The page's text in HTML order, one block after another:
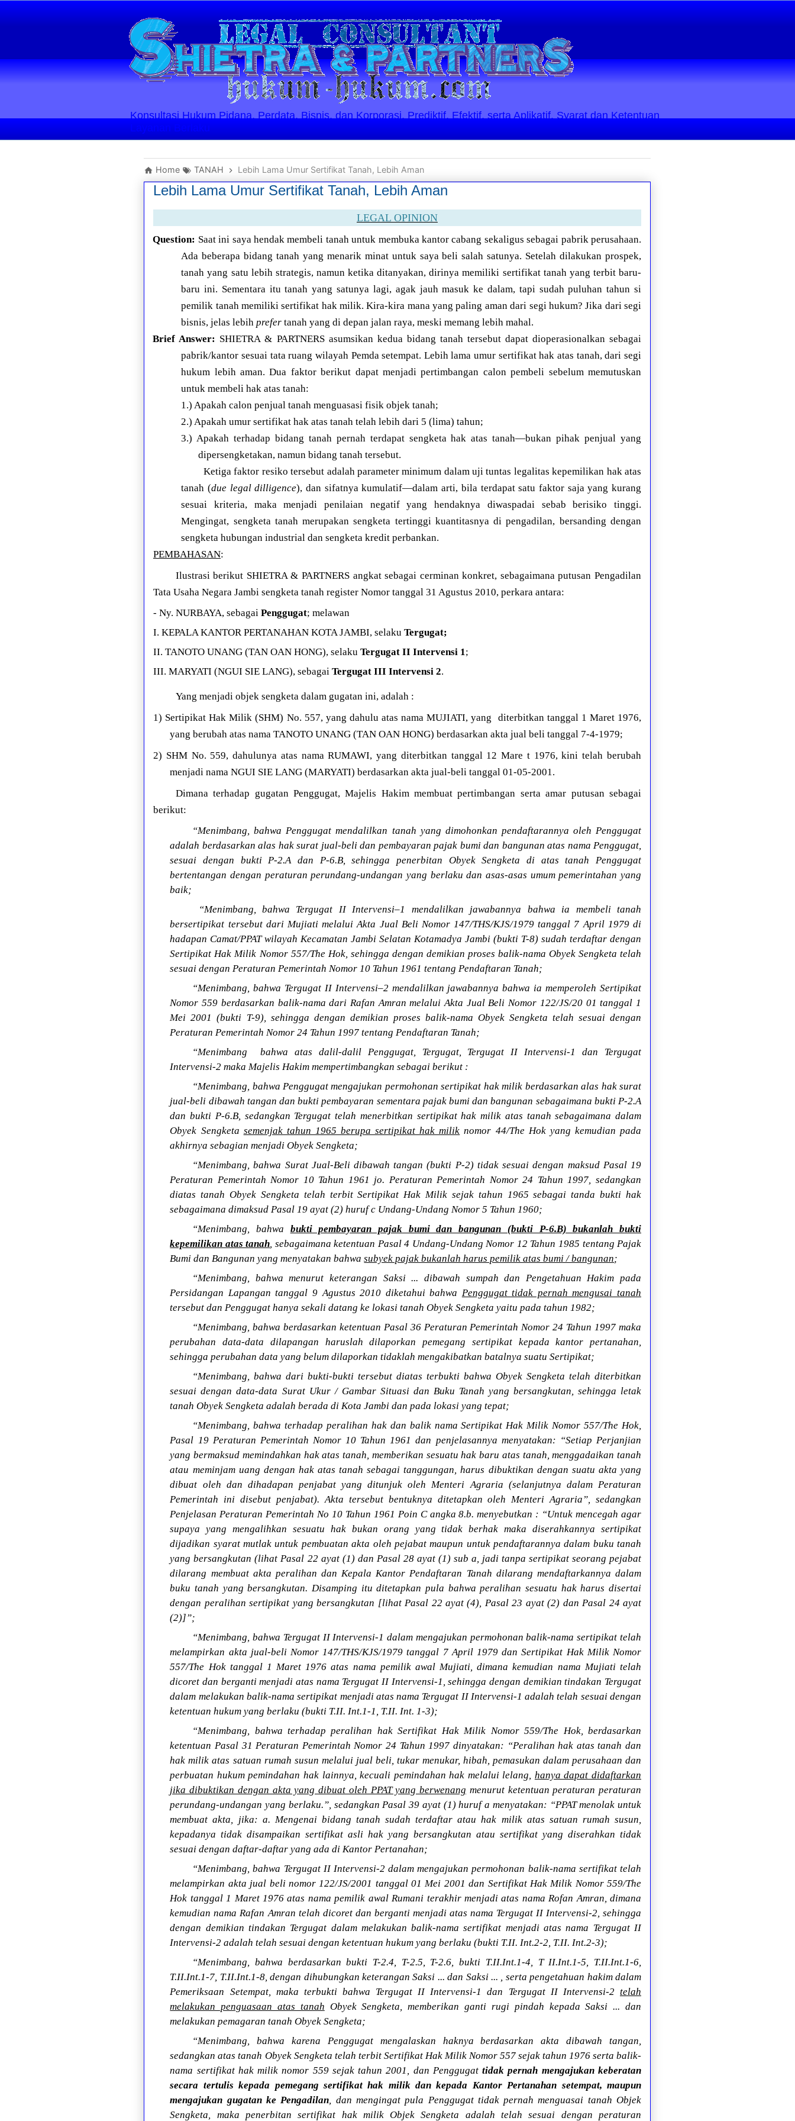
Konsultasi Hukum Pidana, Perdata, Bisnis, dan Korporasi. Prediktif, Efektif, serta Aplikatif. Syarat dan Ketentuan
Layanan Berlaku
Home TANAH Lebih Lama Umur Sertifikat Tanah, Lebih Aman
Lebih Lama Umur Sertifikat Tanah, Lebih Aman
LEGAL OPINION
Question: Saat ini saya hendak membeli tanah untuk membuka kantor cabang sekaligus sebagai pabrik perusahaan.
Ada beberapa bidang tanah yang menarik minat untuk saya beli salah satunya. Setelah dilakukan prospek,
tanah yang satu lebih strategis, namun ketika ditanyakan, dirinya memiliki sertifikat tanah yang terbit baru-
baru ini. Sementara itu tanah yang satunya lagi, agak jauh masuk ke dalam, tapi sudah puluhan tahun si
pemilik tanah memiliki sertifikat hak milik. Kira-kira mana yang paling aman dari segi hukum? Jika dari segi
bisnis, jelas lebihprefer tanah yang di depan jalan raya, meski memang lebih mahal.
Brief Answer: SHIETRA & PARTNERS asumsikan kedua bidang tanah tersebut dapat dioperasionalkan sebagai
pabrik/kantor sesuai tata ruang wilayah Pemda setempat. Lebih lama umur sertifikat hak atas tanah, dari segi
hukum lebih aman. Dua faktor berikut dapat menjadi pertimbangan calon pembeli sebelum memutuskan
untuk membeli hak atas tanah:
1.) Apakah calon penjual tanah menguasasi fisik objek tanah;
2.) Apakah umur sertifikat hak atas tanah telah lebih dari 5 (lima) tahun;
3.) Apakah terhadap bidang tanah pernah terdapat sengketa hak atas tanah—bukan pihak penjual yang
dipersengketakan, namun bidang tanah tersebut.
Ketiga faktor resiko tersebut adalah parameter minimum dalam uji tuntas legalitas kepemilikan hak atas
tanah (due legal dilligence), dan sifatnya kumulatif—dalam arti, bila terdapat satu faktor saja yang kurang
sesuai kriteria, maka menjadi penilaian negatif yang hendaknya diwaspadai sebab berisiko tinggi.
Mengingat, sengketa tanah merupakan sengketa tertinggi kuantitasnya di pengadilan, bersanding dengan
sengketa hubungan industrial dan sengketa kredit perbankan.
PEMBAHASAN:
Ilustrasi berikut SHIETRA & PARTNERS angkat sebagai cerminan konkret, sebagaimana putusan Pengadilan
Tata Usaha Negara Jambi sengketa tanah register Nomor tanggal 31 Agustus 2010, perkara antara:
- Ny. NURBAYA, sebagai Penggugat; melawan
I. KEPALA KANTOR PERTANAHAN KOTA JAMBI, selaku Tergugat;
II. TANOTO UNANG (TAN OAN HONG), selaku Tergugat II Intervensi 1;
III. MARYATI (NGUI SIE LANG), sebagai Tergugat III Intervensi 2.
Yang menjadi objek sengketa dalam gugatan ini, adalah :
1) Sertipikat Hak Milik (SHM) No. 557, yang dahulu atas nama MUJIATI, yang diterbitkan tanggal 1 Maret 1976,
yang berubah atas nama TANOTO UNANG (TAN OAN HONG) berdasarkan akta jual beli tanggal 7-4-1979;
2) SHM No. 559, dahulunya atas nama RUMAWI, yang diterbitkan tanggal 12 Mare t 1976, kini telah berubah
menjadi nama NGUI SIE LANG (MARYATI) berdasarkan akta jual-beli tanggal 01-05-2001.
Dimana terhadap gugatan Penggugat, Majelis Hakim membuat pertimbangan serta amar putusan sebagai
berikut:
“Menimbang, bahwa Penggugat mendalilkan tanah yang dimohonkan pendaftarannya oleh Penggugat
adalah berdasarkan alas hak surat jual-beli dan pembayaran pajak bumi dan bangunan atas nama Penggugat,
sesuai dengan bukti P-2.A dan P-6.B, sehingga penerbitan Obyek Sengketa di atas tanah Penggugat
bertentangan dengan peraturan perundang-undangan yang berlaku dan asas-asas umum pemerintahan yang
baik;
“Menimbang, bahwa Tergugat II Intervensi–1 mendalilkan jawabannya bahwa ia membeli tanah
bersertipikat tersebut dari Mujiati melalui Akta Jual Beli Nomor 147/THS/KJS/1979 tanggal 7 April 1979 di
hadapan Camat/PPAT wilayah Kecamatan Jambi Selatan Kotamadya Jambi (bukti T-8) sudah terdaftar dengan
Sertipikat Hak Milik Nomor 557/The Hok, sehingga dengan demikian proses balik-nama Obyek Sengketa telah
sesuai dengan Peraturan Pemerintah Nomor 10 Tahun 1961 tentang Pendaftaran Tanah;
“Menimbang, bahwa Tergugat II Intervensi–2 mendalilkan jawabannya bahwa ia memperoleh Sertipikat
Nomor 559 berdasarkan balik-nama dari Rafan Amran melalui Akta Jual Beli Nomor 122/JS/20 01 tanggal 1
Mei 2001 (bukti T-9), sehingga dengan demikian proses balik-nama Obyek Sengketa telah sesuai dengan
Peraturan Pemerintah Nomor 24 Tahun 1997 tentang Pendaftaran Tanah;
“Menimbang bahwa atas dalil-dalil Penggugat, Tergugat, Tergugat II Intervensi-1 dan Tergugat
Intervensi-2 maka Majelis Hakim mempertimbangkan sebagai berikut :
“Menimbang, bahwa Penggugat mengajukan permohonan sertipikat hak milik berdasarkan alas hak surat
jual-beli dibawah tangan dan bukti pembayaran sementara pajak bumi dan bangunan sebagaimana bukti P-2.A
dan bukti P-6.B, sedangkan Tergugat telah menerbitkan sertipikat hak milik atas tanah sebagaimana dalam
Obyek Sengketa semenjak tahun 1965 berupa sertipikat hak milik nomor 44/The Hok yang kemudian pada
akhirnya sebagian menjadi Obyek Sengketa;
“Menimbang, bahwa Surat Jual-Beli dibawah tangan (bukti P-2) tidak sesuai dengan maksud Pasal 19
Peraturan Pemerintah Nomor 10 Tahun 1961 jo. Peraturan Pemerintah Nomor 24 Tahun 1997, sedangkan
diatas tanah Obyek Sengketa telah terbit Sertipikat Hak Milik sejak tahun 1965 sebagai tanda bukti hak
sebagaimana dimaksud Pasal 19 ayat (2) huruf c Undang-Undang Nomor 5 Tahun 1960;
“Menimbang, bahwa bukti pembayaran pajak bumi dan bangunan (bukti P-6.B) bukanlah bukti
kepemilikan atas tanah, sebagaimana ketentuan Pasal 4 Undang-Undang Nomor 12 Tahun 1985 tentang Pajak
Bumi dan Bangunan yang menyatakan bahwasubyek pajak bukanlah harus pemilik atas bumi / bangunan;
“Menimbang, bahwa menurut keterangan Saksi ... dibawah sumpah dan Pengetahuan Hakim pada
Persidangan Lapangan tanggal 9 Agustus 2010 diketahui bahwa Penggugat tidak pernah mengusai tanah
tersebut dan Penggugat hanya sekali datang ke lokasi tanah Obyek Sengketa yaitu pada tahun 1982;
“Menimbang, bahwa berdasarkan ketentuan Pasal 36 Peraturan Pemerintah Nomor 24 Tahun 1997 maka
perubahan data-data dilapangan haruslah dilaporkan pemegang sertipikat kepada kantor pertanahan,
sehingga perubahan data yang belum dilaporkan tidaklah mengakibatkan batalnya suatu Sertipikat;
“Menimbang, bahwa dari bukti-bukti tersebut diatas terbukti bahwa Obyek Sengketa telah diterbitkan
sesuai dengan data-data Surat Ukur / Gambar Situasi dan Buku Tanah yang bersangkutan, sehingga letak
tanah Obyek Sengketa adalah berada di Kota Jambi dan pada lokasi yang tepat;
“Menimbang, bahwa terhadap peralihan hak dan balik nama Sertipikat Hak Milik Nomor 557/The Hok,
Pasal 19 Peraturan Pemerintah Nomor 10 Tahun 1961 dan penjelasannya menyatakan: “Setiap Perjanjian
yang bermaksud memindahkan hak atas tanah, memberikan sesuatu hak baru atas tanah, menggadaikan tanah
atau meminjam uang dengan hak atas tanah sebagai tanggungan, harus dibuktikan dengan suatu akta yang
dibuat oleh dan dihadapan penjabat yang ditunjuk oleh Menteri Agraria (selanjutnya dalam Peraturan
Pemerintah ini disebut penjabat). Akta tersebut bentuknya ditetapkan oleh Menteri Agraria”, sedangkan
Penjelasan Peraturan Pemerintah No 10 Tahun 1961 Poin C angka 8.b. menyebutkan : “Untuk mencegah agar
supaya yang mengalihkan sesuatu hak bukan orang yang tidak berhak maka diserahkannya sertipikat
dijadikan syarat mutlak untuk pembuatan akta oleh pejabat maupun untuk pendaftarannya dalam buku tanah
yang bersangkutan (lihat Pasal 22 ayat (1) dan Pasal 28 ayat (1) sub a, jadi tanpa sertipikat seorang pejabat
dilarang membuat akta peralihan dan Kepala Kantor Pendaftaran Tanah dilarang mendaftarkannya dalam
buku tanah yang bersangkutan. Disamping itu ditetapkan pula bahwa peralihan sesuatu hak harus disertai
dengan peralihan sertipikat yang bersangkutan [lihat Pasal 22 ayat (4), Pasal 23 ayat (2) dan Pasal 24 ayat
(2)]”;
“Menimbang, bahwa Tergugat II Intervensi-1 dalam mengajukan permohonan balik-nama sertipikat telah
melampirkan akta jual-beli Nomor 147/THS/KJS/1979 tanggal 7 April 1979 dan Sertipikat Hak Milik Nomor
557/The Hok tanggal 1 Maret 1976 atas nama pemilik awal Mujiati, dimana kemudian nama Mujiati telah
dicoret dan berganti menjadi atas nama Tergugat II Intervensi-1, sehingga dengan demikian tindakan Tergugat
dalam melakukan balik-nama sertipikat menjadi atas nama Tergugat II Intervensi-1 adalah telah sesuai dengan
ketentuan hukum yang berlaku (bukti T.II. Int.1-1, T.II. Int. 1-3);
“Menimbang, bahwa terhadap peralihan hak Sertifikat Hak Milik Nomor 559/The Hok, berdasarkan
ketentuan Pasal 31 Peraturan Pemerintah Nomor 24 Tahun 1997 dinyatakan: “Peralihan hak atas tanah dan
hak milik atas satuan rumah susun melalui jual beli, tukar menukar, hibah, pemasukan dalam perusahaan dan
perbuatan hukum pemindahan hak lainnya, kecuali pemindahan hak melalui lelang, hanya dapat didaftarkan
jika dibuktikan dengan akta yang dibuat oleh PPAT yang berwenang menurut ketentuan peraturan peraturan
perundang-undangan yang berlaku.”, sedangkan Pasal 39 ayat (1) huruf a menyatakan: “PPAT menolak untuk
membuat akta, jika: a. Mengenai bidang tanah sudah terdaftar atau hak milik atas satuan rumah susun,
kepadanya tidak disampaikan sertifikat asli hak yang bersangkutan atau sertifikat yang diserahkan tidak
sesuai dengan daftar-daftar yang ada di Kantor Pertanahan;
“Menimbang, bahwa Tergugat II Intervensi-2 dalam mengajukan permohonan balik-nama sertifikat telah
melampirkan akta jual beli nomor 122/JS/2001 tanggal 01 Mei 2001 dan Sertifikat Hak Milik Nomor 559/The
Hok tanggal 1 Maret 1976 atas nama pemilik awal Rumani terakhir menjadi atas nama Rofan Amran, dimana
kemudian nama Rafan Amran telah dicoret dan berganti menjadi atas nama Tergugat II Intervensi-2, sehingga
dengan demikian tindakan Tergugat dalam melakukan balik-nama sertifikat menjadi atas nama Tergugat II
Intervensi-2 adalah telah sesuai dengan ketentuan hukum yang berlaku (bukti T.II. Int.2-2, T.II. Int.2-3);
“Menimbang, bahwa berdasarkan bukti T-2.4, T-2.5, T-2.6, bukti T.II.Int.1-4, T II.Int.1-5, T.II.Int.1-6,
T.II.Int.1-7, T.II.Int.1-8, dengan dihubungkan keterangan Saksi ... dan Saksi ... , serta pengetahuan hakim dalam
Pemeriksaan Setempat, maka terbukti bahwa Tergugat II Intervensi-1 dan Tergugat II Intervensi-2 telah
melakukan penguasaan atas tanah Obyek Sengketa, memberikan ganti rugi pindah kepada Saksi ... dan
melakukan pemagaran tanah Obyek Sengketa;
“Menimbang, bahwa karena Penggugat mengalaskan haknya berdasarkan akta dibawah tangan,
sedangkan atas tanah Obyek Sengketa telah terbit Sertifikat Hak Milik Nomor 557 sejak tahun 1976 serta balik-
nama sertifikat hak milik nomor 559 sejak tahun 2001, dan Penggugattidak pernah mengajukan keberatan
secara tertulis kepada pemegang sertifikat hak milik dan kepada Kantor Pertanahan setempat, maupun
mengajukan gugatan ke Pengadilan, dan mengingat pula Penggugat tidak pernah menguasai tanah Objek
Sengketa, maka penerbitan sertifikat hak milik Objek Sengketa adalah telah sesuai dengan peraturan